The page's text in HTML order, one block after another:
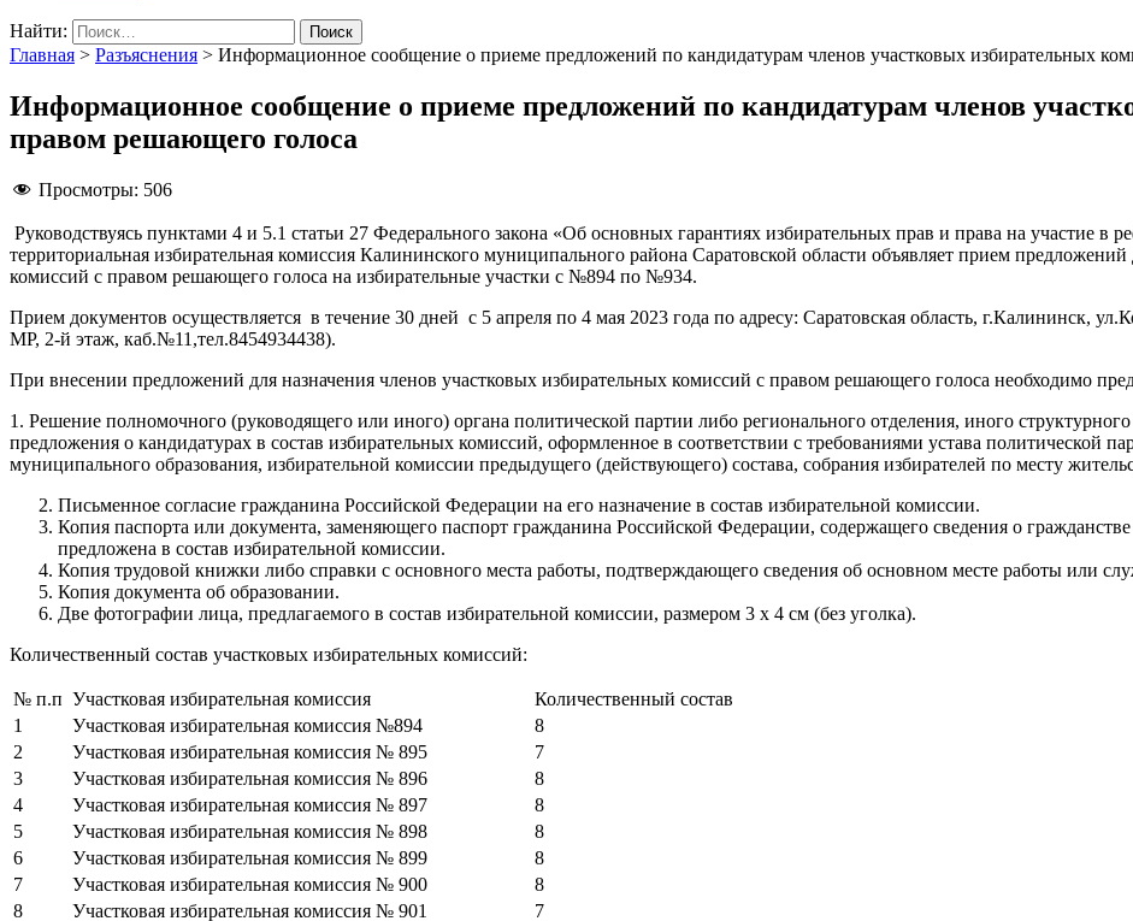
Найти:
Главная > Разъяснения > Информационное сообщение о приеме предложений по кандидатурам членов участковых избирательных
Информационное сообщение о приеме предложений по кандидатурам членов
правом решающего голоса
Просмотры: 506
Руководствуясь пунктами 4 и 5.1 статьи 27 Федерального закона «Об основных гарантиях избирательных прав и права на участие в
территориальная избирательная комиссия Калининского муниципального района Саратовской области объявляет прием
комиссий с правом решающего голоса на избирательные участки с №894 по №934.
Прием документов осуществляется в течение 30 дней с 5 апреля по 4 мая 2023 года по адресу: Саратовская область, г.Калининск,
МР, 2-й этаж, каб.№11,тел.8454934438).
При внесении предложений для назначения членов участковых избирательных комиссий с правом решающего голоса необходимо
1. Решение полномочного (руководящего или иного) органа политической партии либо регионального отделения, иного
предложения о кандидатурах в состав избирательных комиссий, оформленное в соответствии с требованиями устава политической
муниципального образования, избирательной комиссии предыдущего (действующего) состава, собрания избирателей по месту
Письменное согласие гражданина Российской Федерации на его назначение в состав избирательной комиссии.
Копия паспорта или документа, заменяющего паспорт гражданина Российской Федерации, содержащего сведения о
предложена в состав избирательной комиссии.
Копия трудовой книжки либо справки с основного места работы, подтверждающего сведения об основном месте работы или
Копия документа об образовании.
Две фотографии лица, предлагаемого в состав избирательной комиссии, размером 3 х 4 см (без уголка).
Количественный состав участковых избирательных комиссий:
№ п.п Участковая избирательная комиссия
Количественный состав
1
Участковая избирательная комиссия №894
8
2
Участковая избирательная комиссия № 895
7
3
Участковая избирательная комиссия № 896
8
4
Участковая избирательная комиссия № 897
8
5
Участковая избирательная комиссия № 898
8
6
Участковая избирательная комиссия № 899
8
7
Участковая избирательная комиссия № 900
8
8
Участковая избирательная комиссия № 901
7